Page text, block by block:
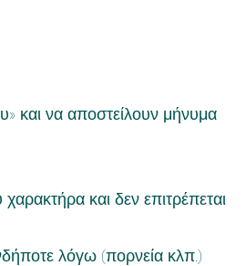
και να αποστείλουν μήνυμα
και δεν επιτρέπεται
λόγω (πορνεία κλπ.)